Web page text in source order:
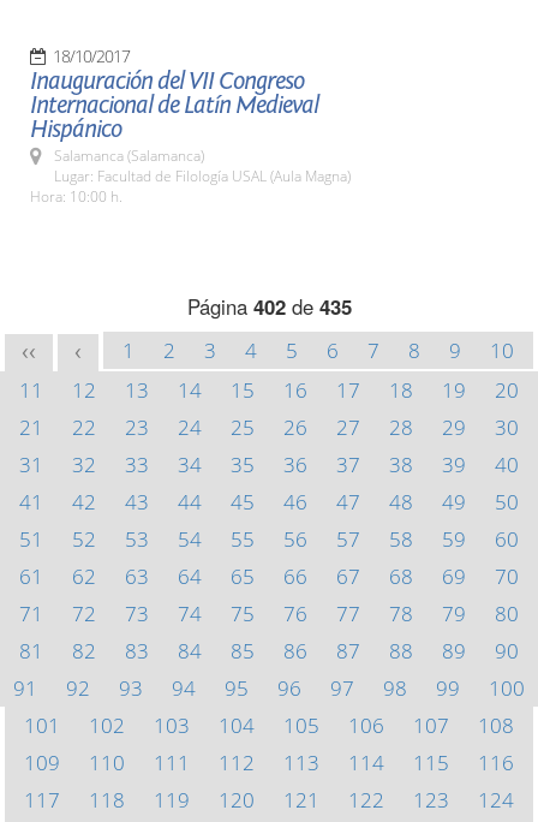
18/10/2017
Inauguración del VII Congreso
Internacional de Latín Medieval
Hispánico
Salamanca (Salamanca)
Lugar: Facultad de Filología USAL (Aula Magna)
Hora: 10:00 h.
Página 402de 435
<< < 1 2 3 4 5 6 7 8 9
10
11
12 13 14 15 16 17 18 19
20
21
22 23 24 25 26 27 28 29
30
31
32 33 34 35 36 37 38 39
40
41
42 43 44 45 46 47 48 49
50
51
52 53 54 55 56 57 58 59
60
61
62 63 64 65 66 67 68 69
70
71
72 73 74 75 76 77 78 79
80
81
82 83 84 85 86 87 88 89
90
91
92 93 94 95 96 97 98 99
100
101
102 103 104 105 106 107
108
109
110 111 112 113 114 115
116
117
118 119 120 121 122 123
124